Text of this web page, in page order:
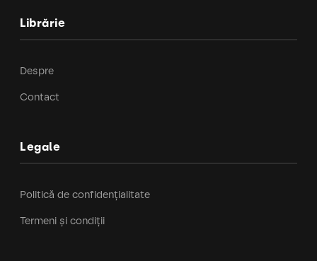
Librărie
Despre
Contact
Legale
Politică de confidențialitate
Termeni și condiții